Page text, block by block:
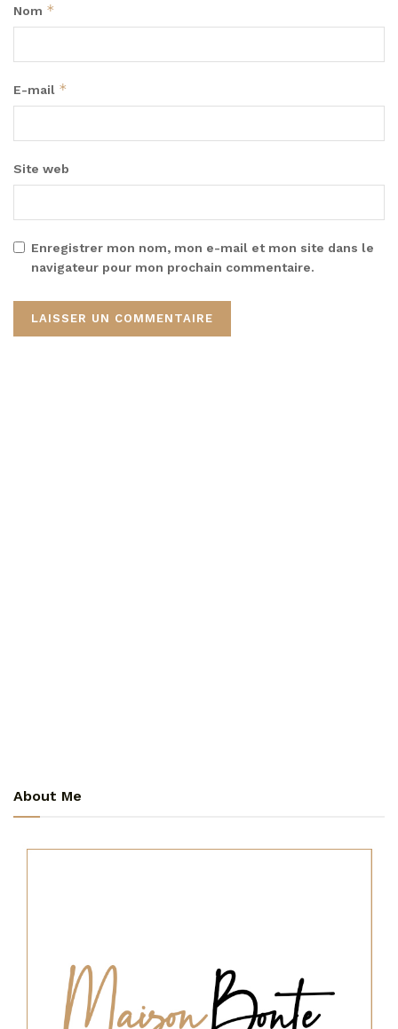
Nom *
E-mail *
Site web
Enregistrer mon nom, mon e-mail et mon site dans le
navigateur pour mon prochain commentaire.
About Me